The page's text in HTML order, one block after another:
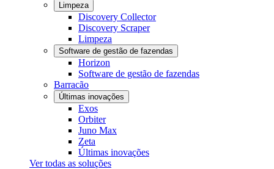
Limpeza
Discovery Collector
Discovery Scraper
Limpeza
Software de gestão de fazendas
Horizon
Software de gestão de fazendas
Barracão
Últimas inovações
Exos
Orbiter
Juno Max
Zeta
Últimas inovações
Ver todas as soluções